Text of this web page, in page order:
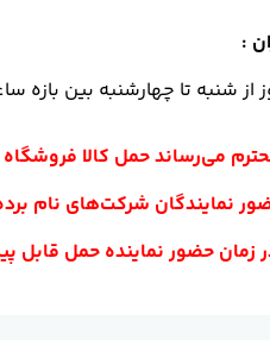
:
و در روزهای پنجشنبه ۱۱ تا ۱۵ توسط پیک انجام می‌شود.(روزهای تعطیل و جمعه‌ها ارسال انجام
محترم می‌رساند حمل کالا
نمایندگان شرکت‌های نام
زمان حضور نماینده حمل